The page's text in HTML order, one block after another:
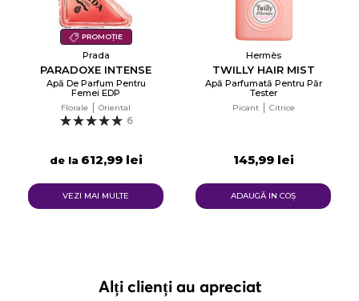
PROMOȚIE
Prada
PARADOXE INTENSE
Apă De Parfum Pentru
Femei EDP
Florale Oriental
6
de la 612,99 lei
VEZI MAI MULTE
Hermès
TWILLY HAIR MIST
Apă Parfumată Pentru Păr
Tester
Picant Citrice
145,99 lei
ADAUGĂ IN COŞ
Alți clienți au apreciat